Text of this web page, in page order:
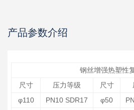
产品参数介绍
钢丝增强热塑性
尺寸
压力等级 尺寸
φ110
PN10 SDR17 φ50